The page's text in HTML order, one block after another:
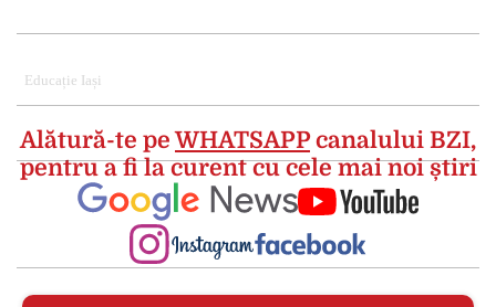
Educație Iași
Alătură-te peWHATSAPPcanalului BZI,
pentru a fi la curent cu cele mai noi știri